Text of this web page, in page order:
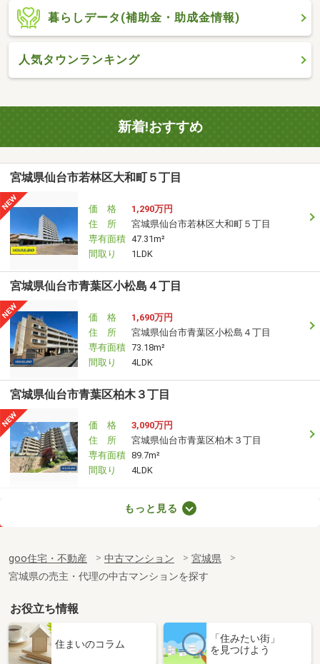
暮らしデータ(補助金・助成金情報)
人気タウンランキング
新着!おすすめ
宮城県仙台市若林区大和町５丁目
価 格
1,290万円
住 所
宮城県仙台市若林区大和町５丁目
専有面積 47.31m²
間取り
1LDK
宮城県仙台市青葉区小松島４丁目
価 格
1,690万円
住 所
宮城県仙台市青葉区小松島４丁目
専有面積 73.18m²
間取り
4LDK
宮城県仙台市青葉区柏木３丁目
価 格
3,090万円
住 所
宮城県仙台市青葉区柏木３丁目
専有面積 89.7m²
間取り
4LDK
宮城県仙台市青葉区一番町１
専有面積 45.56m²
間取り
2LDK
宮城県仙台市青葉区支倉町
価 格
2,590万円
宮城県仙台市青葉区支倉町
もっと見る
goo住宅・不動産 中古マンション
宮城県
宮城県の売主・代理の中古マンションを探す
お役立ち情報
住まいのコラム
「住みたい街」
を見つけよう